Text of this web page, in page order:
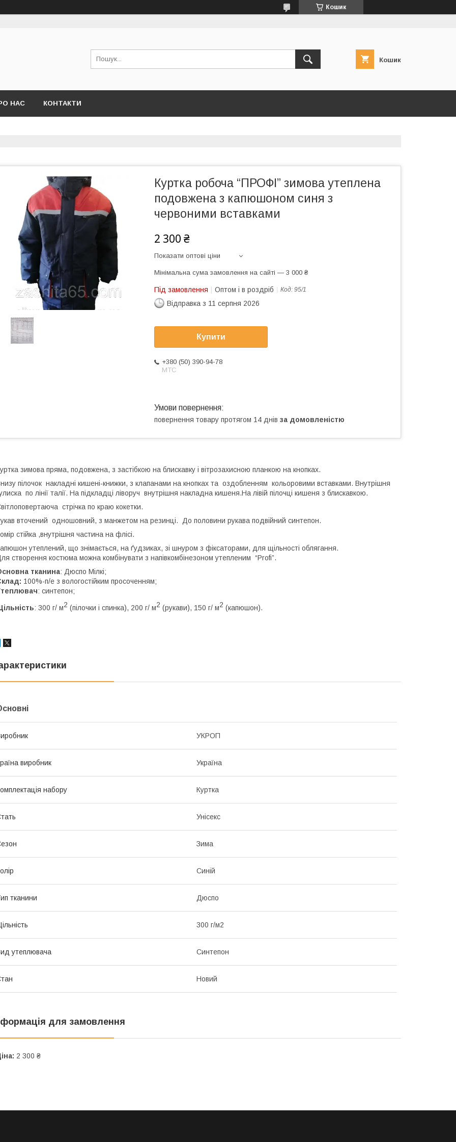
Кошик
Кошик
НАС КОНТАКТИ
Куртка робоча “ПРОФІ” зимова утеплена
подовжена з капюшоном синя з
червоними вставками
2 300 ₴
Показати оптові ціни
Мінімальна сума замовлення на сайті — 3 000 ₴
Під замовлення Оптом і в роздріб Код: 95/1
Відправка з 11 серпня 2026
Купити
+380 (50) 390-94-78
МТС
повернення товару протягом 14 днів за домовленістю
зимова пряма, подовжена, з застібкою на блискавку і вітрозахисною планкою на кнопках.
пілочок накладні кишені-книжки, з клапанами на кнопках та оздобленням кольоровими вставками. Внутрішня
по лінії талії. На підкладці ліворуч внутрішня накладна кишеня.На лівій пілочці кишеня з блискавкою.
стрічка по краю кокетки.
вточений одношовний, з манжетом на резинці. До половини рукава подвійний синтепон.
стійка ,внутрішня частина на флісі.
утеплений, що знімається, на ґудзиках, зі шнуром з фіксаторами, для щільності облягання.
створення костюма можна комбінувати з напівкомбінезоном утепленим “Profi”.
тканина: Дюспо Мілкі;
100%-п/е з вологостійким просоченням;
: синтепон;
: 300 г/ м2 (пілочки і спинка), 200 г/ м2 (рукави), 150 г/ м2 (капюшон).
УКРОП
виробник Україна
набору Куртка
Унісекс
Зима
Синій
тканини Дюспо
300 г/м2
утеплювача Синтепон
Новий
для замовлення
2 300 ₴